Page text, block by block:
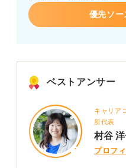
優先ソー
ベストアンサー
キャリア
所代表
村谷
プロフ